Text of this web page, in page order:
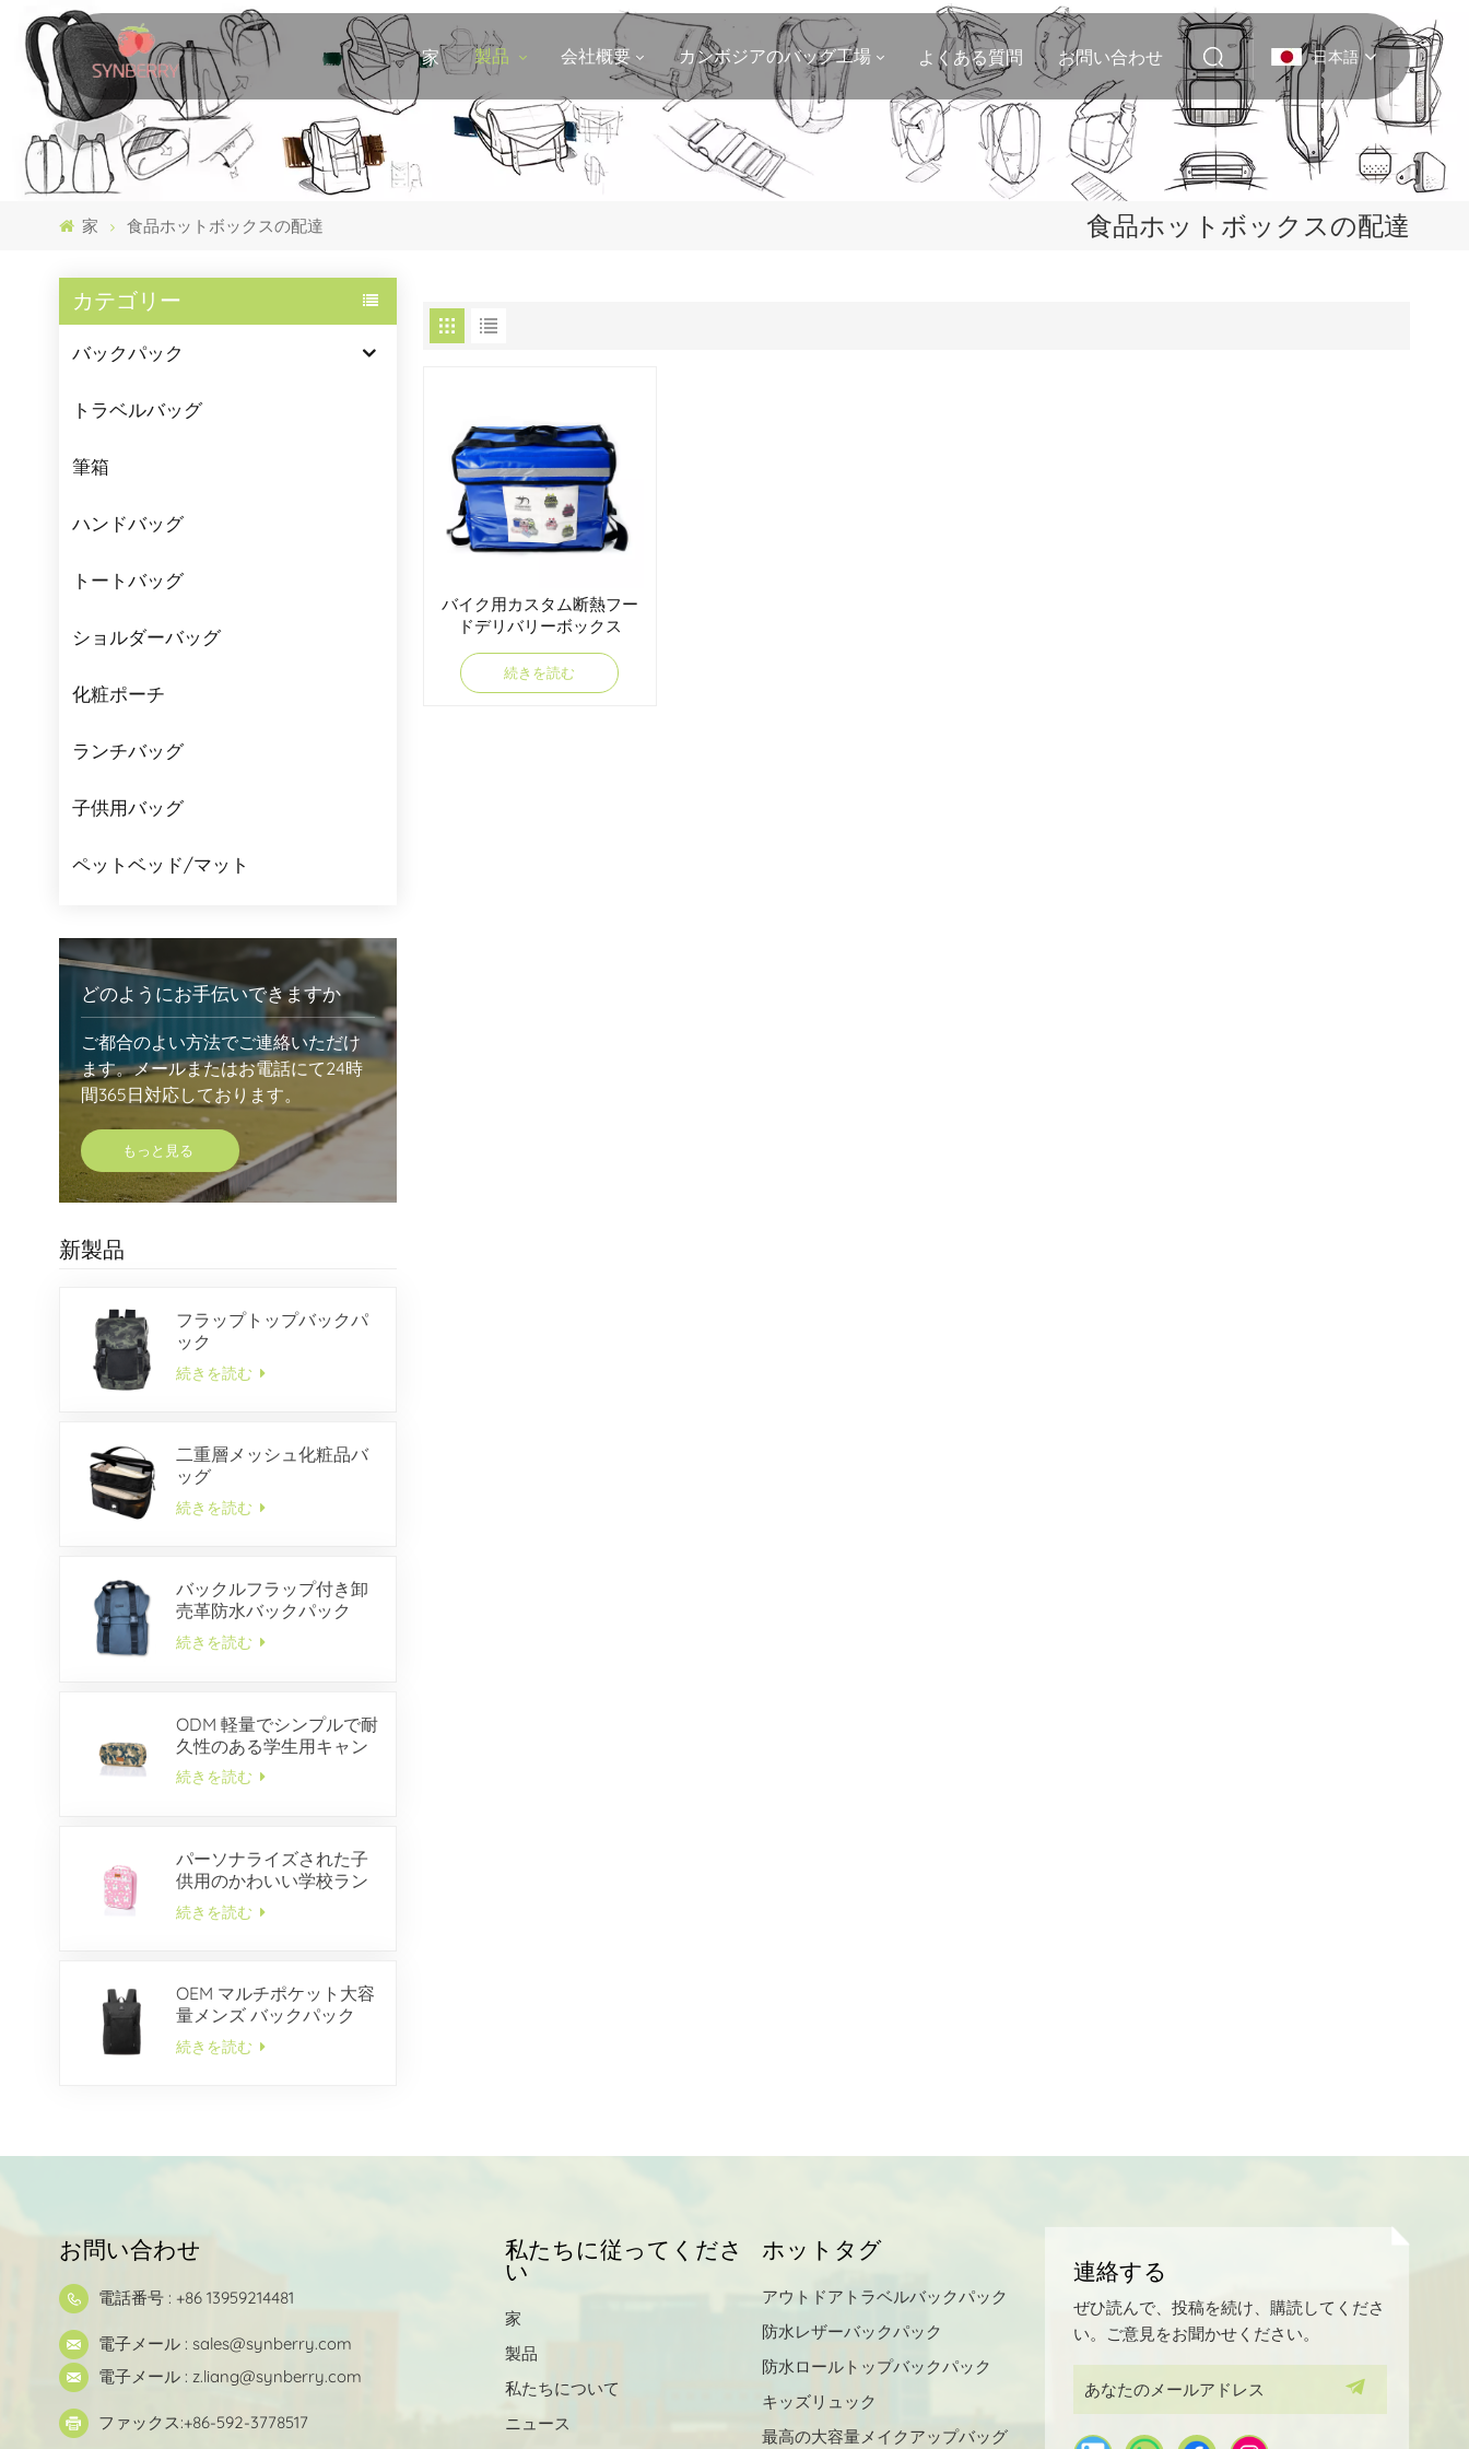
家 製品 会社概要 カンボジアのバッグ工場 よくある質問 お問い合わせ 日本語
English
Italiano
家 食品ホットボックスの配達 食品ホットボックスの配達
カテゴリー
バックパック
トラベルバッグ
筆箱
ハンドバッグ
トートバッグ
ショルダーバッグ
化粧ポーチ
ランチバッグ
子供用バッグ
ペットベッド/マット
どのようにお手伝いできますか
ご都合のよい方法でご連絡いただけ
ます。メールまたはお電話にて24時
間365日対応しております。
もっと見る
新製品
フラップトップバックパ
ック
続きを読む
二重層メッシュ化粧品バ
ッグ
続きを読む
バックルフラップ付き卸
売革防水バックパック
続きを読む
ODM 軽量でシンプルで耐
久性のある学生用キャン
バス ペンケース
続きを読む
パーソナライズされた子
供用のかわいい学校ラン
チボックス
続きを読む
OEM マルチポケット大容
量メンズ バックパック
続きを読む
バイク用カスタム断熱フー
ドデリバリーボックス
続きを読む
お問い合わせ
電話番号 : +86 13959214481
電子メール : sales@synberry.com
電子メール : z.liang@synberry.com
ファックス:+86-592-3778517
私たちに従ってくださ
い
家
製品
私たちについて
ニュース
ホットタグ
アウトドアトラベルバックパック
防水レザーバックパック
防水ロールトップバックパック
キッズリュック
最高の大容量メイクアップバッグ
連絡する
ぜひ読んで、投稿を続け、購読してくださ
い。ご意見をお聞かせください。